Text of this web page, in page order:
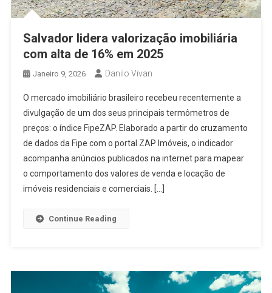
Salvador lidera valorização imobiliária
com alta de 16% em 2025
Janeiro 9, 2026 Danilo Vivan
O mercado imobiliário brasileiro recebeu recentemente a
divulgação de um dos seus principais termômetros de
preços: o índice FipeZAP. Elaborado a partir do cruzamento
de dados da Fipe com o portal ZAP Imóveis, o indicador
acompanha anúncios publicados na internet para mapear
o comportamento dos valores de venda e locação de
imóveis residenciais e comerciais. […]
Continue Reading